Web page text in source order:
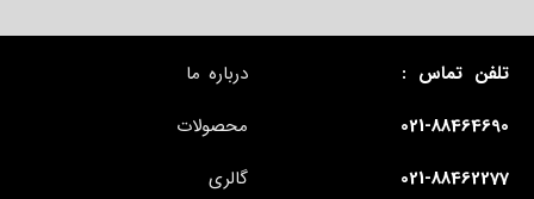
تلفن تماس :
021-88464690
021-88462277
درباره ما
محصولات
گالری